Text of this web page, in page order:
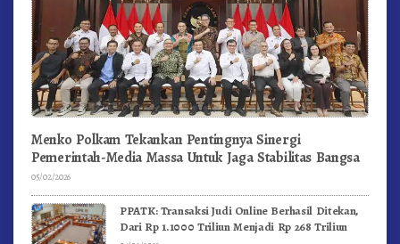
Menko Polkam Tekankan Pentingnya Sinergi
Pemerintah-Media Massa Untuk Jaga Stabilitas Bangsa
05/02/2026
PPATK: Transaksi Judi Online Berhasil Ditekan,
Dari Rp 1.1000 Triliun Menjadi Rp 268 Triliun